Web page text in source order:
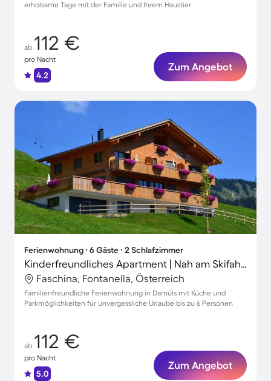
erholsame Tage mit der Familie und Ihrem Haustier
ab 112 €
pro Nacht
4.2
Zum Angebot
Ferienwohnung ∙ 6 Gäste ∙ 2 Schlafzimmer
Kinderfreundliches Apartment | Nah am Skifahren
Faschina, Fontanella, Österreich
Familienfreundliche Ferienwohnung in Damüls mit Küche und
Parkmöglichkeiten für unvergessliche Urlaube bis zu 6 Personen
ab 112 €
pro Nacht
5.0
Zum Angebot